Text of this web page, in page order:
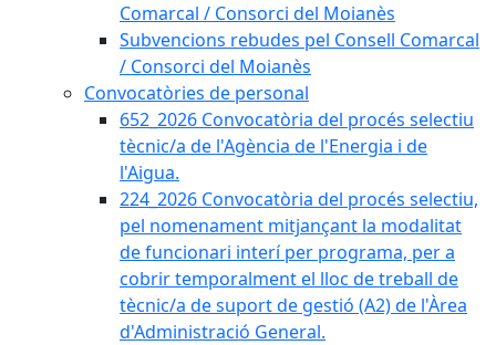
Comarcal / Consorci del Moianès
Subvencions rebudes pel Consell Comarcal
/ Consorci del Moianès
Convocatòries de personal
652_2026 Convocatòria del procés selectiu
tècnic/a de l'Agència de l'Energia i de
l'Aigua.
224_2026 Convocatòria del procés selectiu,
pel nomenament mitjançant la modalitat
de funcionari interí per programa, per a
cobrir temporalment el lloc de treball de
tècnic/a de suport de gestió (A2) de l'Àrea
d'Administració General.